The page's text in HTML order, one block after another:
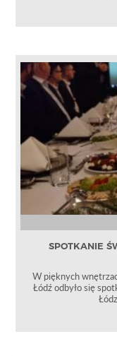
SPOTKANIE
W pięknych
Łódź odbyło się